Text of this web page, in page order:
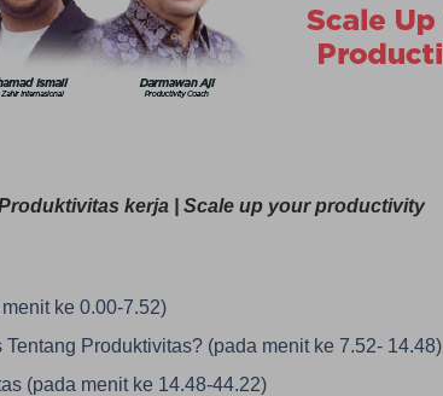
kerja | Scale up your productivity
ke 0.00-7.52)
Produktivitas? (pada menit ke 7.52- 14.48)
(pada menit ke 14.48-44.22)